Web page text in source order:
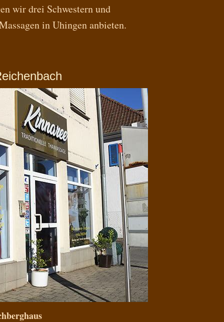
wir drei Schwestern und
in Uhingen anbieten.